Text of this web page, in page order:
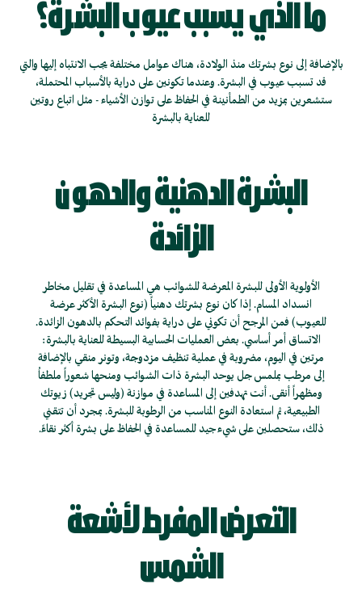
ما الذي يسبب عيوب البشرة؟
بالإضافة إلى نوع بشرتك منذ الولادة، هناك عوامل مختلفة يجب الانتباه إليها والتي
قد تسبب عيوب في البشرة. وعندما تكونين على دراية بالأسباب المحتملة،
ستشعرين بمزيد من الطمأنينة في الحفاظ على توازن الأشياء - مثل اتباع روتين
للعناية بالبشرة
البشرة الدهنية والدهون
الزائدة
الأولوية الأولى للبشرة المعرضة للشوائب هي المساعدة في تقليل مخاطر
انسداد المسام. إذا كان نوع بشرتك دهنياً (نوع البشرة الأكثر عرضة
للعيوب) فمن المرجح أن تكوني على دراية بفوائد التحكم بالدهون الزائدة.
الاتساق أمر أساسي. بعض العمليات الحسابية البسيطة للعناية بالبشرة:
مرتين في اليوم، مضروبة في عملية تنظيف مزدوجة، وتونر منقي بالإضافة
إلى مرطب بملمس جل يوحد البشرة ذات الشوائب ومنحها شعوراً ملطفاُ
ومظهراً أنقى. أنت تهدفين إلى المساعدة في موازنة (وليس تجريد) زيوتك
الطبيعية، ثم استعادة النوع المناسب من الرطوبة للبشرة. بمجرد أن تتقني
ذلك، ستحصلين على شيء جيد للمساعدة في الحفاظ على بشرة أكثر نقاءً.
التعرض المفرط لأشعة
الشمس